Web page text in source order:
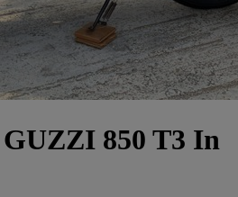
850 T3 In